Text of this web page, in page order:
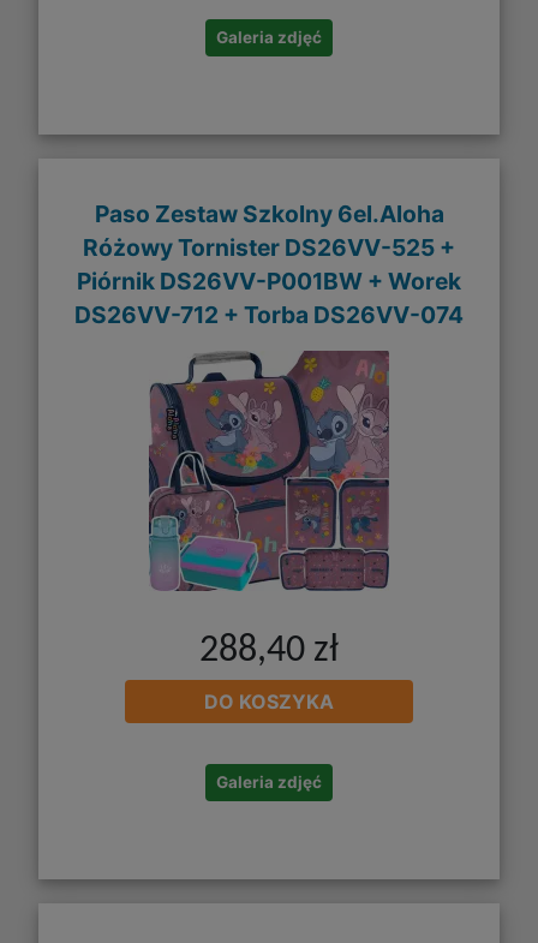
Galeria zdjęć
Paso Zestaw Szkolny 6el.Aloha
Różowy Tornister DS26VV-525 +
Piórnik DS26VV-P001BW + Worek
DS26VV-712 + Torba DS26VV-074
288,40 zł
DO KOSZYKA
Galeria zdjęć